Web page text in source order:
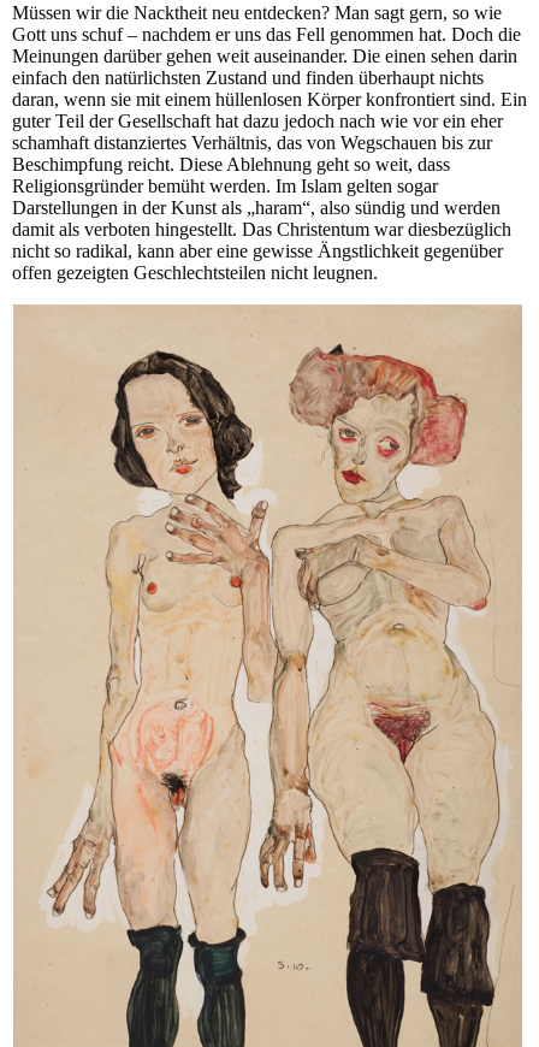
Müssen wir die Nacktheit neu entdecken? Man sagt gern, so wie
Gott uns schuf – nachdem er uns das Fell genommen hat. Doch die
Meinungen darüber gehen weit auseinander. Die einen sehen darin
einfach den natürlichsten Zustand und finden überhaupt nichts
daran, wenn sie mit einem hüllenlosen Körper konfrontiert sind. Ein
guter Teil der Gesellschaft hat dazu jedoch nach wie vor ein eher
schamhaft distanziertes Verhältnis, das von Wegschauen bis zur
Beschimpfung reicht. Diese Ablehnung geht so weit, dass
Religionsgründer bemüht werden. Im Islam gelten sogar
Darstellungen in der Kunst als „haram“, also sündig und werden
damit als verboten hingestellt. Das Christentum war diesbezüglich
nicht so radikal, kann aber eine gewisse Ängstlichkeit gegenüber
offen gezeigten Geschlechtsteilen nicht leugnen.